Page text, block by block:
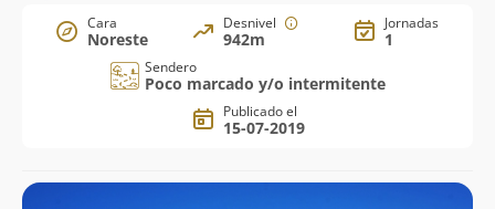
Cara
Noreste
Desnivel
942m
Jornadas
1
Sendero
Poco marcado y/o intermitente
Publicado el
15-07-2019